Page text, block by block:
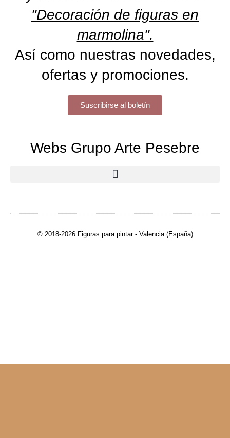
"Decoración de figuras en
marmolina".
Así como nuestras novedades,
ofertas y promociones.
Suscribirse al boletín
Webs Grupo Arte Pesebre
© 2018-2026 Figuras para pintar - Valencia (España)